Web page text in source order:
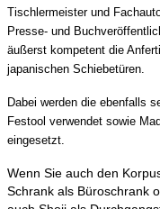
Tischlermeister und
Presse- und
äußerst kompetent die
japanischen Schiebetüren.
Dabei werden die ebenfalls
Festool verwendet sowie
eingesetzt.
Wenn Sie auch den
Schrank als Büroschrank